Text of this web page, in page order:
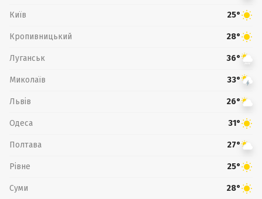
Київ 25°
Кропивницький 28°
Луганськ 36°
Миколаїв 33°
Львів 26°
Одеса 31°
Полтава 27°
Рівне 25°
Суми 28°